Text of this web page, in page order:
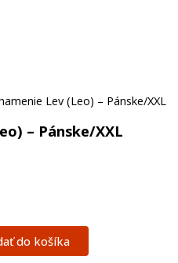
Lev (Leo) – Pánske/XXL
– Pánske/XXL
do košíka